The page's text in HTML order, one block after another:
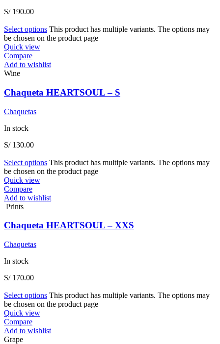
S/190.00
Select options This product has multiple variants. The options may
be chosen on the product page
Quick view
Compare
Add to wishlist
Wine
Chaqueta HEARTSOUL – S
Chaquetas
In stock
S/130.00
Select options This product has multiple variants. The options may
be chosen on the product page
Quick view
Compare
Add to wishlist
Prints
Chaqueta HEARTSOUL – XXS
Chaquetas
In stock
S/170.00
Select options This product has multiple variants. The options may
be chosen on the product page
Quick view
Compare
Add to wishlist
Grape